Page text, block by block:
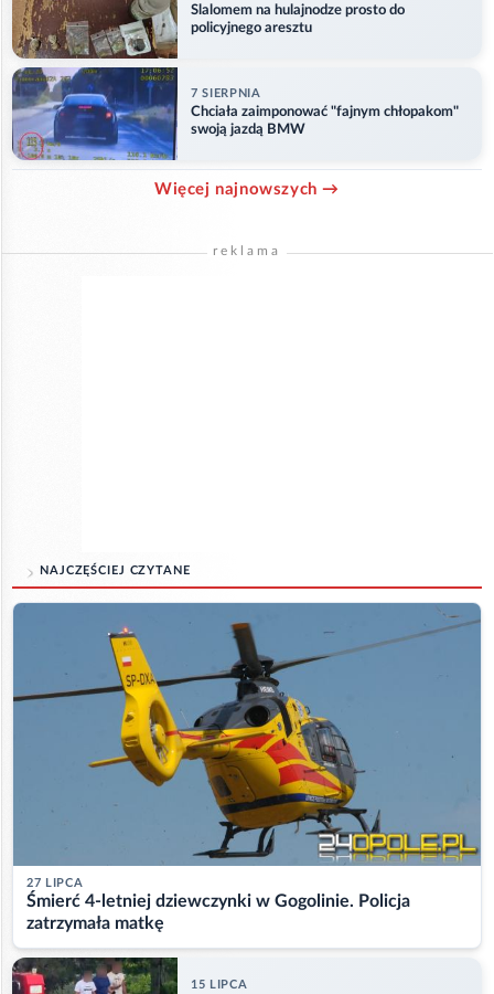
Slalomem na hulajnodze prosto do
policyjnego aresztu
7 SIERPNIA
Chciała zaimponować "fajnym chłopakom"
swoją jazdą BMW
Więcej najnowszych →
reklama
NAJCZĘŚCIEJ CZYTANE
27 LIPCA
Śmierć 4-letniej dziewczynki w Gogolinie. Policja
zatrzymała matkę
15 LIPCA